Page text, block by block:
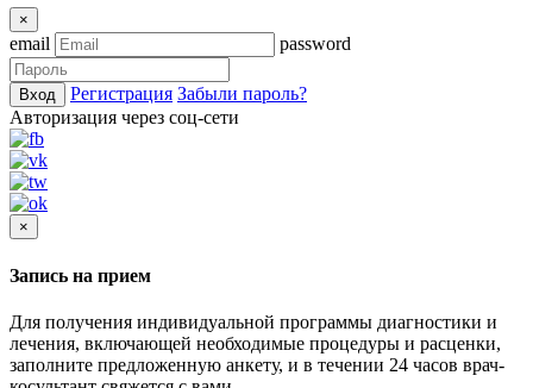
×
email password
Вход Регистрация Забыли пароль?
Авторизация через соц-сети
×
Запись на прием
Для получения индивидуальной программы диагностики и
лечения, включающей необходимые процедуры и расценки,
заполните предложенную анкету, и в течении 24 часов врач-